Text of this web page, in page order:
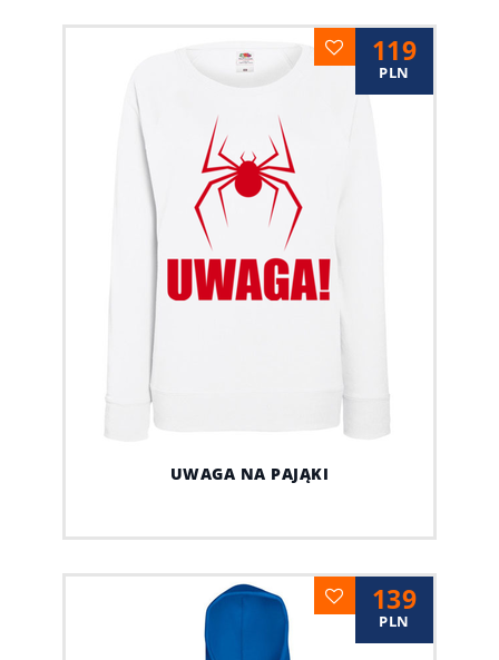
119
PLN
UWAGA NA PAJĄKI
139
PLN